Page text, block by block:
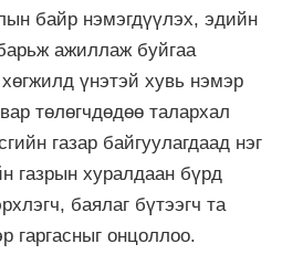
байр нэмэгдүүлэх, эдийн
ажиллаж буйгаа
үнэтэй хувь нэмэр
төлөгчдөдөө талархал
газар байгуулагдаад нэг
газрын хуралдаан бүрд
баялаг бүтээгч та
гаргасныг онцоллоо.